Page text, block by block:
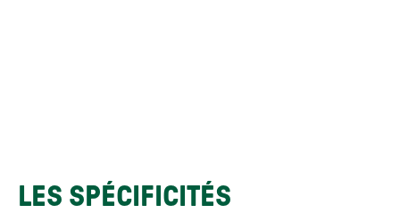
LES SPÉCIFICITÉS